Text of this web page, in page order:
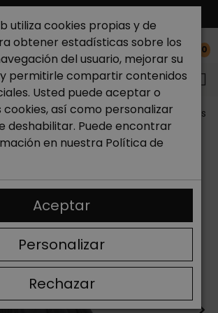
0
Outlet zapatos Outlet zapatos
utiliza cookies propias y de
obtener estadísticas sobre los
del usuario, mejorar su
permitirle compartir contenidos
Usted puede aceptar o
así como personalizar
deshabilitar. Puede encontrar
en nuestra Política de
Rechazar
Personalizar
Aceptar